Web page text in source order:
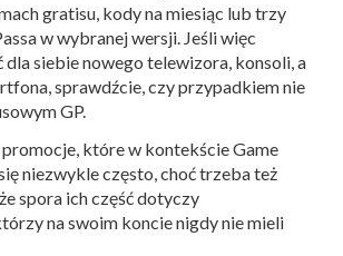
gratisu, kody na miesiąc lub trzy
w wybranej wersji. Jeśli więc
dla siebie nowego telewizora, konsoli, a
sprawdźcie, czy przypadkiem nie
GP.
które w kontekście Game
niezwykle często, choć trzeba też
spora ich część dotyczy
na swoim koncie nigdy nie mieli